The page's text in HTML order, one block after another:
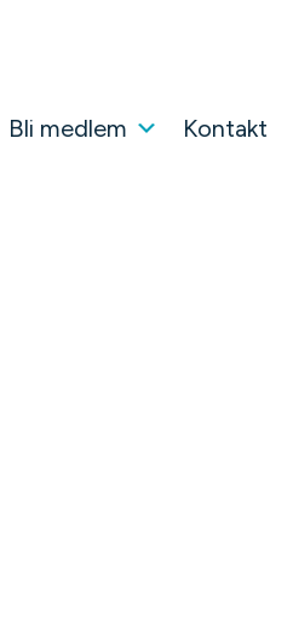
Bli medlem Kontakt